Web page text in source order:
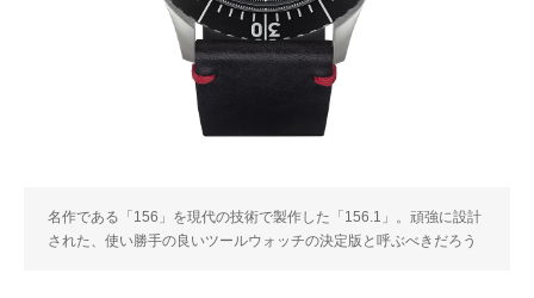
名作である「156」を現代の技術で製作した「156.1」。頑強に設計
された、使い勝手の良いツールウォッチの決定版と呼ぶべきだろう